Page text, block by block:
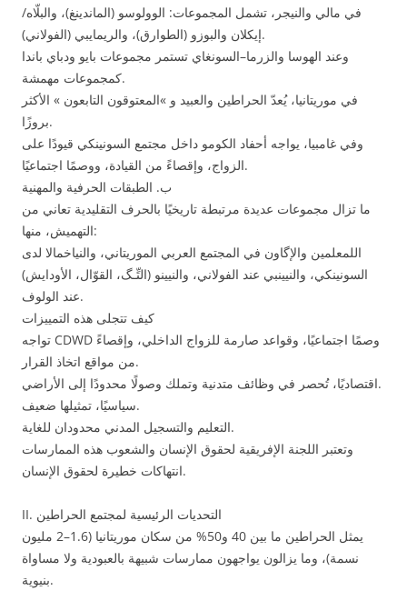
في مالي والنيجر، تشمل المجموعات: الوولوسو (الماندينغ)، والبلّاه/
إيكلان والبوزو (الطوارق)، والريمايبي (الفولاني).
وعند الهوسا والزرما–السونغاي تستمر مجموعات بايو ودباي باندا
كمجموعات مهمشة.
في موريتانيا، يُعدّ الحراطين والعبيد و »المعتوقون التابعون » الأكثر
بروزًا.
وفي غامبيا، يواجه أحفاد الكومو داخل مجتمع السونينكي قيودًا على
الزواج، وإقصاءً من القيادة، ووصمًا اجتماعيًا.
ب. الطبقات الحرفية والمهنية
ما تزال مجموعات عديدة مرتبطة تاريخيًا بالحرف التقليدية تعاني من
التهميش، منها:
اللمعلمين والإگاون في المجتمع العربي الموريتاني، والنياخمالا لدى
السونينكي، والنيينبي عند الفولاني، والنيينو (التِّـگ، القوّال، الأودايش)
عند الولوف.
كيف تتجلى هذه التمييزات
تواجه CDWD وصمًا اجتماعيًا، وقواعد صارمة للزواج الداخلي، وإقصاءً
من مواقع اتخاذ القرار.
اقتصاديًا، تُحصر في وظائف متدنية وتملك وصولًا محدودًا إلى الأراضي.
سياسيًا، تمثيلها ضعيف.
التعليم والتسجيل المدني محدودان للغاية.
وتعتبر اللجنة الإفريقية لحقوق الإنسان والشعوب هذه الممارسات
انتهاكات خطيرة لحقوق الإنسان.
II. التحديات الرئيسية لمجتمع الحراطين
يمثل الحراطين ما بين 40 و50% من سكان موريتانيا (1.6–2 مليون
نسمة)، وما يزالون يواجهون ممارسات شبيهة بالعبودية ولا مساواة
بنيوية.